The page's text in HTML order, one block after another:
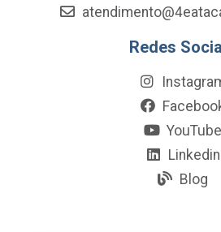
Redes
YouTube
Linkedin
Blog